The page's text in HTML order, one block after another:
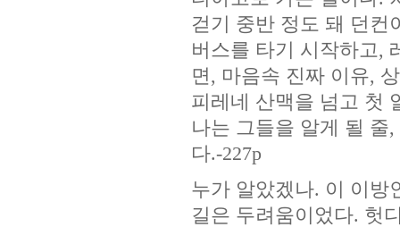
걷기 중반 정도 돼 던컨
버스를 타기 시작하고,
면, 마음속 진짜 이유,
피레네 산맥을 넘고 첫
나는 그들을 알게 될 줄
다.-227p
누가 알았겠나. 이 이
길은 두려움이었다. 헛